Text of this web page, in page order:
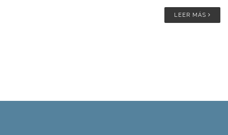
LEER MÁS